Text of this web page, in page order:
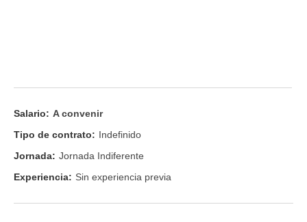
Salario: A convenir
Tipo de contrato: Indefinido
Jornada: Jornada Indiferente
Experiencia: Sin experiencia previa